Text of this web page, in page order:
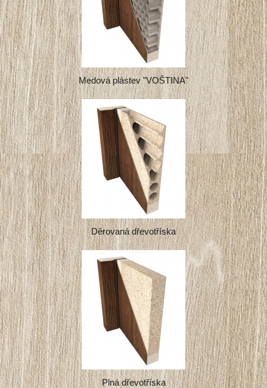
Medová plástev "VOŠTINA"
Děrovaná dřevotříska
Plná dřevotříska